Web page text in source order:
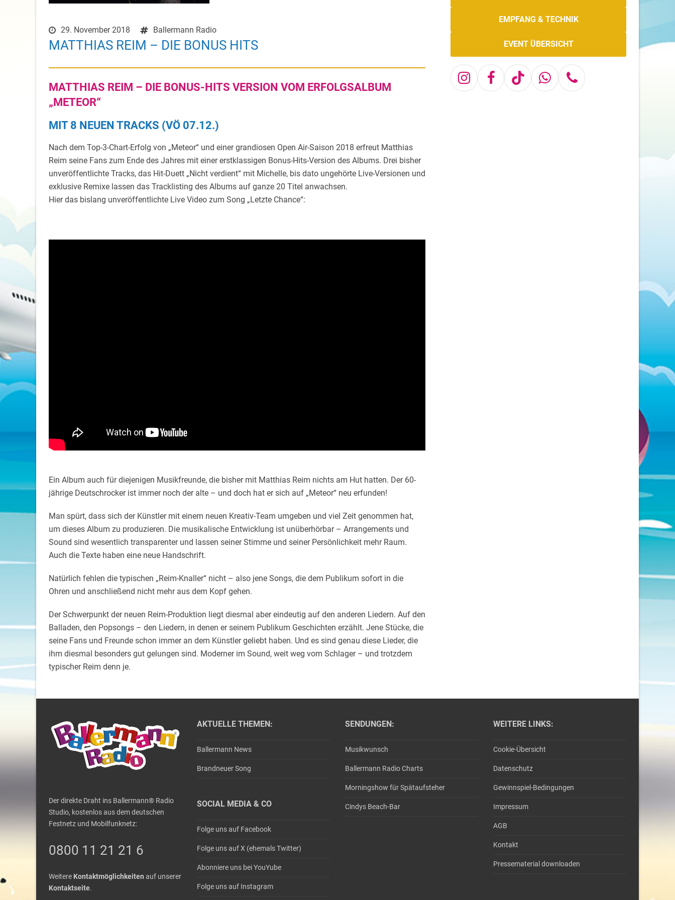
29. November 2018 Ballermann Radio
MATTHIAS REIM – DIE BONUS HITS
MATTHIAS REIM – DIE BONUS-HITS VERSION VOM ERFOLGSALBUM
„METEOR“
MIT 8 NEUEN TRACKS (VÖ 07.12.)
Nach dem Top-3-Chart-Erfolg von „Meteor“ und einer grandiosen Open Air-Saison 2018 erfreut Matthias
Reim seine Fans zum Ende des Jahres mit einer erstklassigen Bonus-Hits-Version des Albums. Drei bisher
unveröffentlichte Tracks, das Hit-Duett „Nicht verdient“ mit Michelle, bis dato ungehörte Live-Versionen und
exklusive Remixe lassen das Tracklisting des Albums auf ganze 20 Titel anwachsen.
Hier das bislang unveröffentlichte Live Video zum Song „Letzte Chance“:
Ein Album auch für diejenigen Musikfreunde, die bisher mit Matthias Reim nichts am Hut hatten. Der 60-
jährige Deutschrocker ist immer noch der alte – und doch hat er sich auf „Meteor“ neu erfunden!
Man spürt, dass sich der Künstler mit einem neuen Kreativ-Team umgeben und viel Zeit genommen hat,
um dieses Album zu produzieren. Die musikalische Entwicklung ist unüberhörbar – Arrangements und
Sound sind wesentlich transparenter und lassen seiner Stimme und seiner Persönlichkeit mehr Raum.
Auch die Texte haben eine neue Handschrift.
Natürlich fehlen die typischen „Reim-Knaller“ nicht – also jene Songs, die dem Publikum sofort in die
Ohren und anschließend nicht mehr aus dem Kopf gehen.
Der Schwerpunkt der neuen Reim-Produktion liegt diesmal aber eindeutig auf den anderen Liedern. Auf den
Balladen, den Popsongs – den Liedern, in denen er seinem Publikum Geschichten erzählt. Jene Stücke, die
seine Fans und Freunde schon immer an dem Künstler geliebt haben. Und es sind genau diese Lieder, die
ihm diesmal besonders gut gelungen sind. Moderner im Sound, weit weg vom Schlager – und trotzdem
typischer Reim denn je.
EMPFANG & TECHNIK
EVENT ÜBERSICHT
Instagram
Facebook
TiktokWhatsapp
Telefon
Der direkte Draht ins Ballermann® Radio
Studio, kostenlos aus dem deutschen
Festnetz und Mobilfunknetz:
0800 11 21 21 6
Weitere Kontaktmöglichkeiten auf unserer
Kontaktseite.
AKTUELLE THEMEN:
Ballermann News
Brandneuer Song
SOCIAL MEDIA & CO
Folge uns auf Facebook
Folge uns auf X (ehemals Twitter)
Abonniere uns bei YouYube
Folge uns auf Instagram
SENDUNGEN:
Musikwunsch
Ballermann Radio Charts
Morningshow für Spätaufsteher
Cindys Beach-Bar
WEITERE LINKS:
Cookie-Übersicht
Datenschutz
Gewinnspiel-Bedingungen
Impressum
AGB
Kontakt
Pressematerial downloaden